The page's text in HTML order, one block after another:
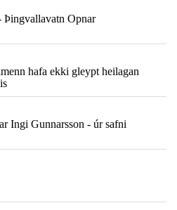
Opnar
hafa ekki gleypt heilagan
Ingi Gunnarsson - úr safni